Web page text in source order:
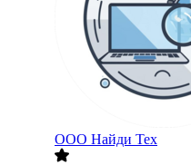
ООО Найди Тех